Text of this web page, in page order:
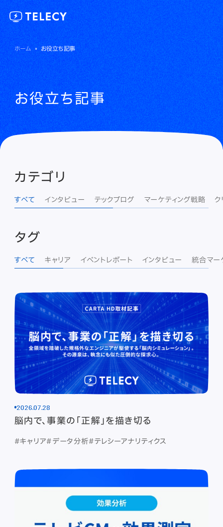
ホーム お役立ち記事
お役立ち記事
カテゴリ
すべて インタビュー テックブログ マーケティング戦略 ク
タグ
すべて キャリア イベントレポート インタビュー 統合マー
2026.07.28
脳内で、事業の「正解」を描き切る
#キャリア#データ分析#テレシーアナリティクス